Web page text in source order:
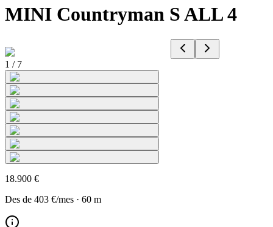
MINI Countryman S ALL 4
1 / 7
18.900 €
Des de 403 €/mes · 60 m